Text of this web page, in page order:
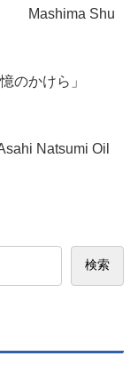
Mashima Shu
のかけら」
Natsumi Oil
検索